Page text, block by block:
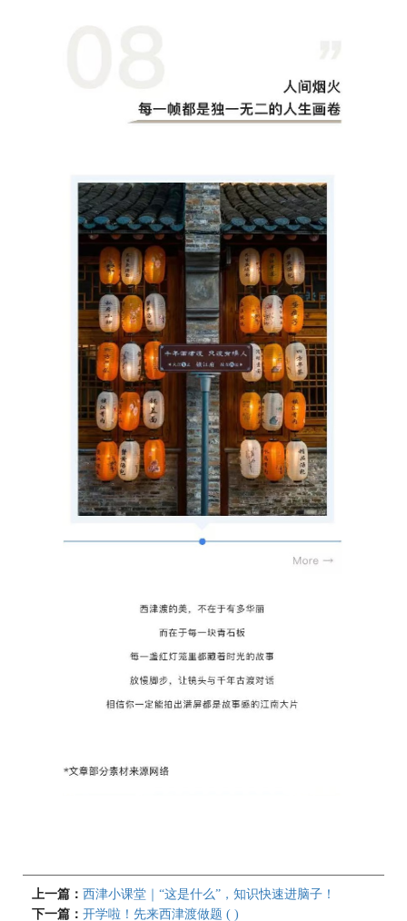
上一篇： 西津小课堂｜“这是什么”，知识快速进脑子！
下一篇： 开学啦！先来西津渡做题 ( )